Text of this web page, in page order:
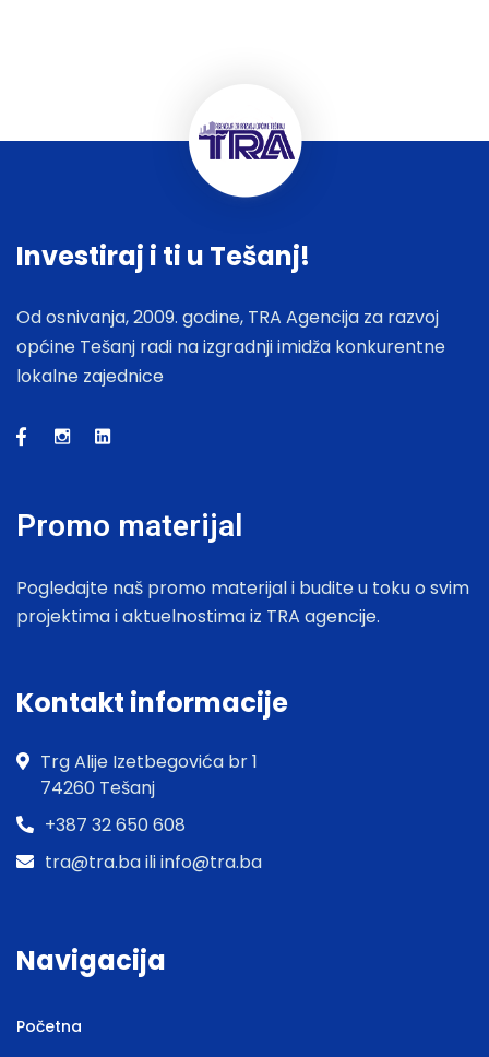
Investiraj i ti u Tešanj!
Od osnivanja, 2009. godine, TRA Agencija za razvoj
općine Tešanj radi na izgradnji imidža konkurentne
lokalne zajednice
Promo materijal
Pogledajte naš promo materijal i budite u toku o svim
projektima i aktuelnostima iz TRA agencije.
Kontakt informacije
Trg Alije Izetbegovića br 1
74260 Tešanj
+387 32 650 608
tra@tra.ba ili info@tra.ba
Navigacija
Početna